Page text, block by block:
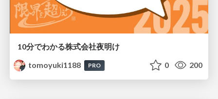
10分でわかる株式会社夜明け
tomoyuki1188
PRO 0 200